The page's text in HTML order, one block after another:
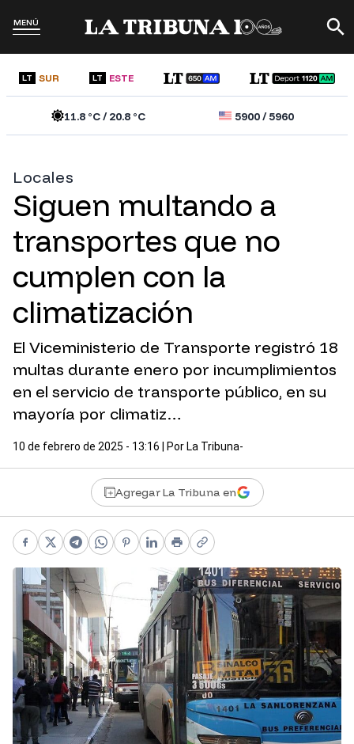
MENÚ
LT SUR LT ESTE
11.8°C /20.8°C 5900/5960
Locales
Siguen multando a
transportes que no
cumplen con la
climatización
El Viceministerio de Transporte registró 18
multas durante enero por incumplimientos
en el servicio de transporte público, en su
mayoría por climatiz…
10 de febrero de 2025 - 13:16 | Por La Tribuna-
Agregar La Tribuna en
Facebook
X Telegram
WhatsApp
Pinterest
LinkedIn
PrintCopy link